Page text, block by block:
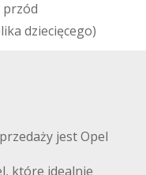
przód
lika dziecięcego)
jest Opel
które idealnie